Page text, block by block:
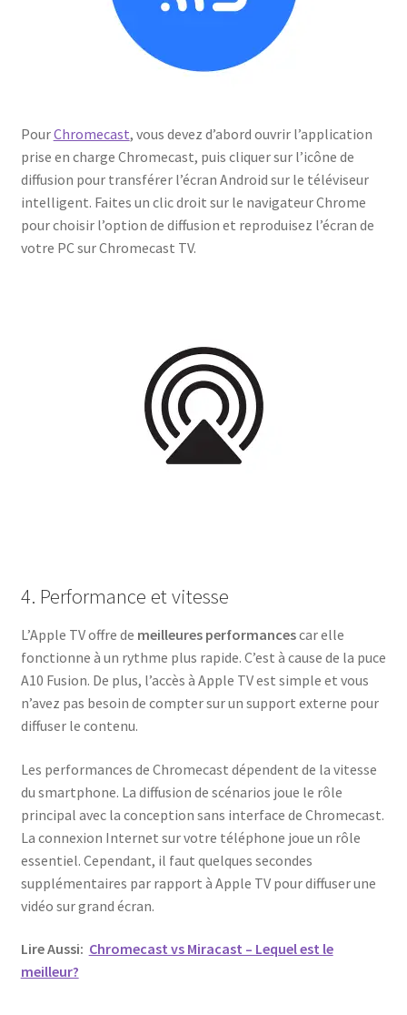
PourChromecast, vous devez d’abord ouvrir l’application
prise en charge Chromecast, puis cliquer sur l’icône de
diffusion pour transférer l’écran Android sur le téléviseur
intelligent. Faites un clic droit sur le navigateur Chrome
pour choisir l’option de diffusion et reproduisez l’écran de
votre PC sur Chromecast TV.
4. Performance et vitesse
L’Apple TV offre de meilleures performancescar elle
fonctionne à un rythme plus rapide. C’est à cause de la puce
A10 Fusion. De plus, l’accès à Apple TV est simple et vous
n’avez pas besoin de compter sur un support externe pour
diffuser le contenu.
Les performances de Chromecast dépendent de la vitesse
du smartphone. La diffusion de scénarios joue le rôle
principal avec la conception sans interface de Chromecast.
La connexion Internet sur votre téléphone joue un rôle
essentiel. Cependant, il faut quelques secondes
supplémentaires par rapport à Apple TV pour diffuser une
vidéo sur grand écran.
Lire Aussi: Chromecast vs Miracast – Lequel est le
meilleur?